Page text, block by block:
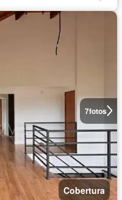
7fotos
Cobertura